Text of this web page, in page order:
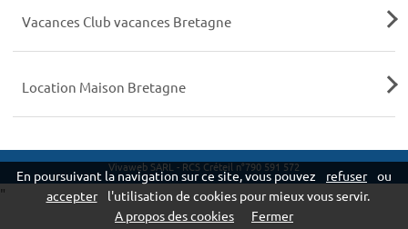
Vacances Club vacances Bretagne
Location Maison Bretagne
Vivaweb SARL - RCS Créteil n°790 591 572
En poursuivant la navigation sur ce site, vous pouvez refuser
ou
accepter
l'utilisation de cookies pour mieux vous servir.
A propos des cookies
Fermer
"